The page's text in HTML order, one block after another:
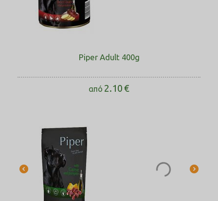
Piper Adult 400g
από 2.10€